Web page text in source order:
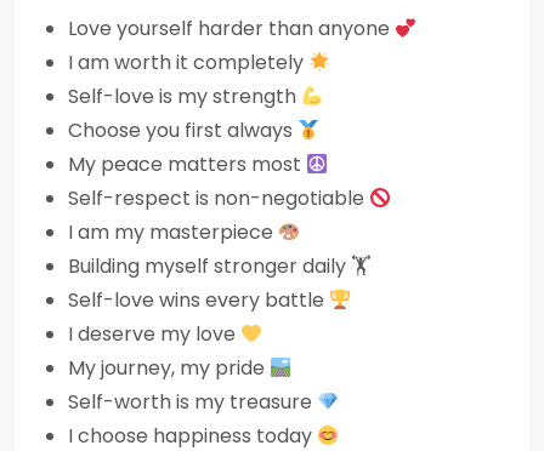
Love yourself harder than anyone
I am worth it completely
Self-love is my strength
Choose you first always
My peace matters most
Self-respect is non-negotiable
I am my masterpiece
Building myself stronger daily 🏋️
Self-love wins every battle
I deserve my love
My journey, my pride
Self-worth is my treasure
I choose happiness today